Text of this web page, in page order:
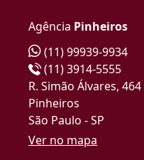
Agência Pinheiros
(11) 99939-9934
(11) 3914-5555
R. Simão Álvares, 464
Pinheiros
São Paulo - SP
Ver no mapa